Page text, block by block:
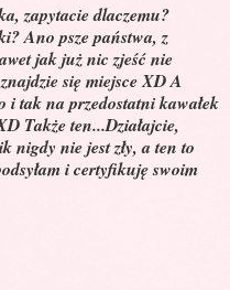
zapytacie dlaczemu?
Ano psze państwa, z
jak już nic zjeść nie
się miejsce XD A
i tak na przedostatni kawałek
Także ten...Działajcie,
nigdy nie jest zły, a ten to
i certyfikuję swoim